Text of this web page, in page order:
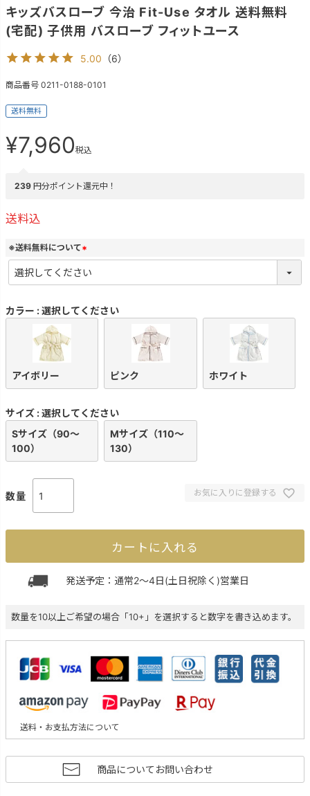
キッズバスローブ 今治 Fit-Use タオル 送料無料
(宅配) 子供用 バスローブ フィットユース
5.00 （6）
商品番号 0211-0188-0101
送料無料
¥7,960税込
239 円分ポイント還元中！
送料込
※送料無料について
(
必
須
カラー 選択してください
アイボリー ピンク ホワイト
サイズ 選択してください
Sサイズ（90～
100）
Mサイズ（110～
130）
お気に入りに登録する
カートに入れる
発送予定：通常2～4日(土日祝除く)営業日
数量を10以上ご希望の場合「10+」を選択すると数字を書き込めます。
送料・お支払方法について
商品についてお問い合わせ